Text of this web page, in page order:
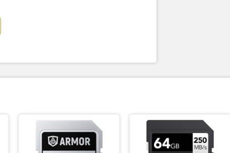
toàn dữ liệu
cần chụp ảnh liên tục với tốc độ cao, chất
chất lượng hình ảnh sắc nét, mượt mà